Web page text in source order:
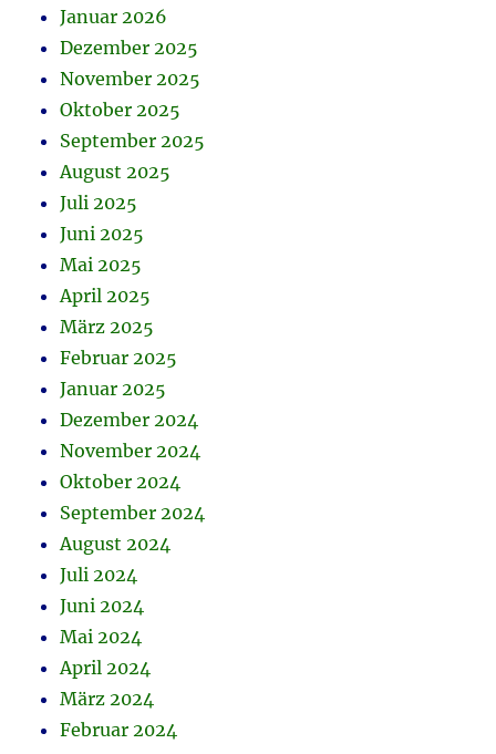
Januar 2026
Dezember 2025
November 2025
Oktober 2025
September 2025
August 2025
Juli 2025
Juni 2025
Mai 2025
April 2025
März 2025
Februar 2025
Januar 2025
Dezember 2024
November 2024
Oktober 2024
September 2024
August 2024
Juli 2024
Juni 2024
Mai 2024
April 2024
März 2024
Februar 2024